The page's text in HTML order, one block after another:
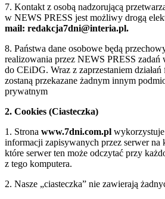
7. Kontakt z osobą nadzorującą
w NEWS PRESS jest możliwy drogą
mail: redakcja7dni@interia.pl.
8. Państwa dane osobowe będą
realizowania przez NEWS PRESS zadań
do CEiDG. Wraz z zaprzestaniem
zostaną przekazane żadnym innym
prywatnym
2. Cookies (Ciasteczka)
1. Strona www.7dni.com.pl
informacji zapisywanych przez serwer na
które serwer ten może odczytać przy
z tego komputera.
2. Nasze „ciasteczka” nie zawierają